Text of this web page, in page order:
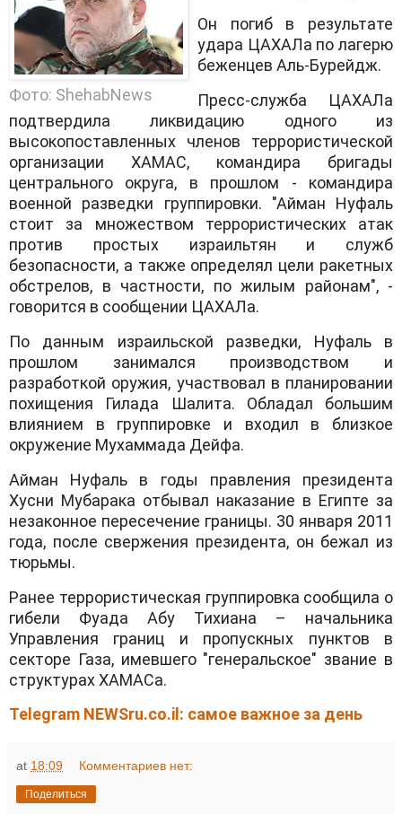
Фото: ShehabNews
Он погиб в результате
удара ЦАХАЛа по лагерю
беженцев Аль-Бурейдж.
Пресс-служба ЦАХАЛа
подтвердила ликвидацию одного из
высокопоставленных членов террористической
организации ХАМАС, командира бригады
центрального округа, в прошлом - командира
военной разведки группировки. "Айман Нуфаль
стоит за множеством террористических атак
против простых израильтян и служб
безопасности, а также определял цели ракетных
обстрелов, в частности, по жилым районам", -
говорится в сообщении ЦАХАЛа.
По данным израильской разведки, Нуфаль в
прошлом занимался производством и
разработкой оружия, участвовал в планировании
похищения Гилада Шалита. Обладал большим
влиянием в группировке и входил в близкое
окружение Мухаммада Дейфа.
Айман Нуфаль в годы правления президента
Хусни Мубарака отбывал наказание в Египте за
незаконное пересечение границы. 30 января 2011
года, после свержения президента, он бежал из
тюрьмы.
Ранее террористическая группировка сообщила о
гибели Фуада Абу Тихиана – начальника
Управления границ и пропускных пунктов в
секторе Газа, имевшего "генеральское" звание в
структурах ХАМАСа.
Telegram NEWSru.co.il: самое важное за день
at 18:09 Комментариев нет:
Поделиться